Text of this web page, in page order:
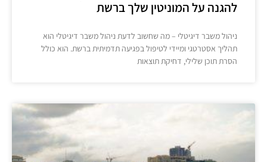
להגנה על המוניטין שלך ברשת
ניהול משבר דיגיטלי – מה שחשוב לדעת ניהול משבר דיגיטלי הוא
תהליך אסטרטגי ומיידי לטיפול בפגיעה תדמיתית ברשת. הוא כולל
הסרת תוכן שלילי, דחיקת תוצאות